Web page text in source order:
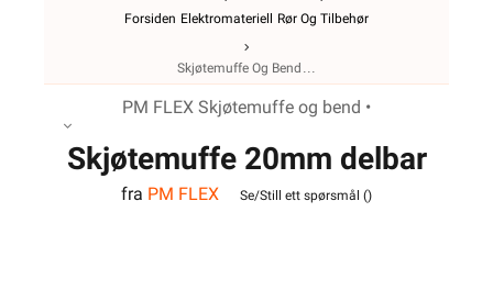
Forsiden Elektromateriell Rør Og Tilbehør
Skjøtemuffe Og Bend
PM FLEX Skjøtemuffe og bend •
Skjøtemuffe 20mm delbar
for k-rør
fra PM FLEX Se/Still ett spørsmål ()